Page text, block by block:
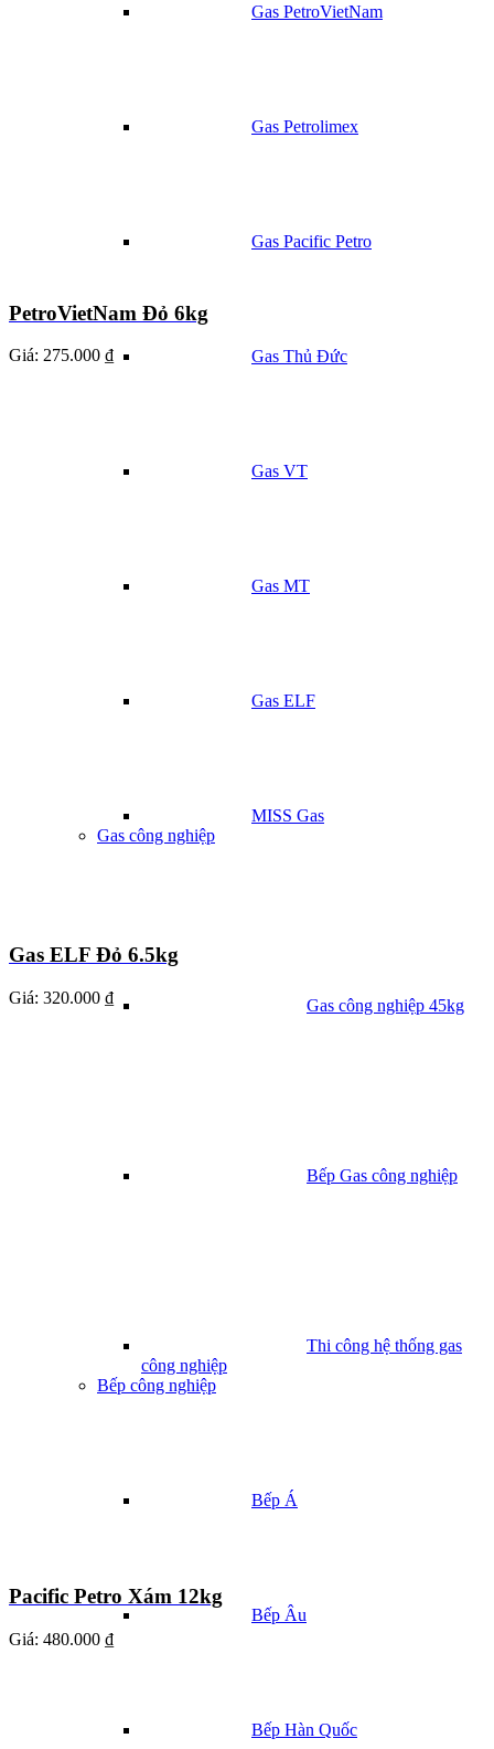
Gas PetroVietNam
Gas Petrolimex
Gas Pacific Petro
Gas Thủ Đức
Gas VT
Gas MT
Gas ELF
MISS Gas
Gas công nghiệp
Gas công nghiệp 45kg
Bếp Gas công nghiệp
Thi công hệ thống gas
công nghiệp
Bếp công nghiệp
Bếp Á
Bếp Âu
Bếp Hàn Quốc
PetroVietNam Đỏ 6kg
Giá: 275.000 ₫
Gas ELF Đỏ 6.5kg
Giá: 320.000 ₫
Pacific Petro Xám 12kg
Giá: 480.000 ₫